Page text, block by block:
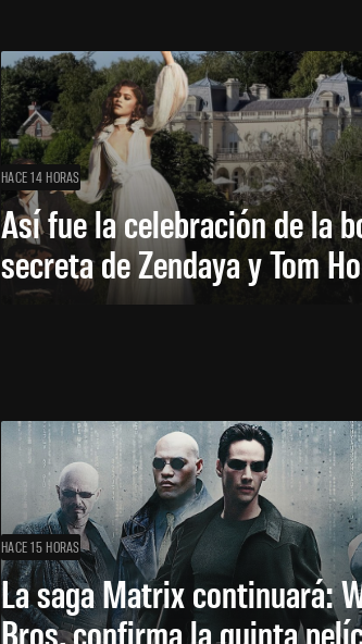
HACE 14 HORAS
Así fue la celebración de la
secreta de Zendaya y Tom
HACE 15 HORAS
La saga Matrix continuará:
Bros. confirma la quinta